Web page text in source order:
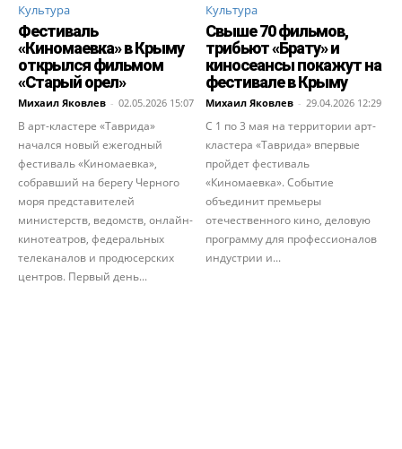
Культура
Фестиваль
«Киномаевка» в Крыму
открылся фильмом
«Старый орел»
Михаил Яковлев - 02.05.2026 15:07
В арт-кластере «Таврида»
начался новый ежегодный
фестиваль «Киномаевка»,
собравший на берегу Черного
моря представителей
министерств, ведомств, онлайн-
кинотеатров, федеральных
телеканалов и продюсерских
центров. Первый день...
Культура
Свыше 70 фильмов,
трибьют «Брату» и
киносеансы покажут на
фестивале в Крыму
Михаил Яковлев - 29.04.2026 12:29
С 1 по 3 мая на территории арт-
кластера «Таврида» впервые
пройдет фестиваль
«Киномаевка». Событие
объединит премьеры
отечественного кино, деловую
программу для профессионалов
индустрии и...